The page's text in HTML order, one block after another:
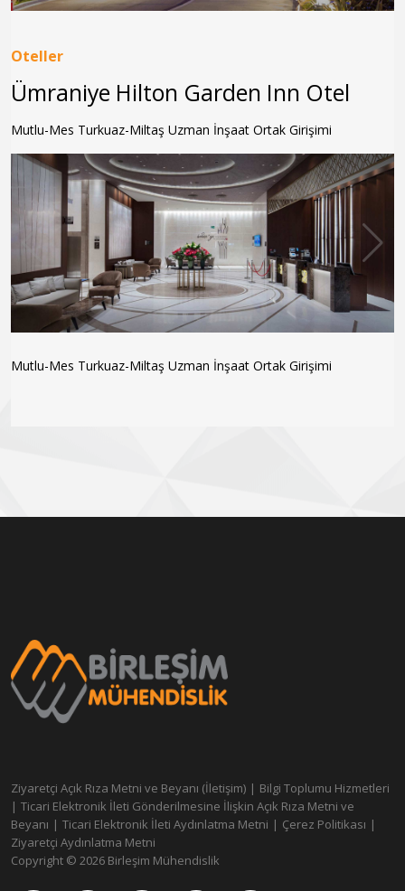
Oteller
Ümraniye Hilton Garden Inn Otel
Mutlu-Mes Turkuaz-Miltaş Uzman İnşaat Ortak Girişimi
Mutlu-Mes Turkuaz-Miltaş Uzman İnşaat Ortak Girişimi
Ziyaretçi Açık Rıza Metni ve Beyanı (İletişim) | Bilgi Toplumu Hizmetleri
| Ticari Elektronik İleti Gönderilmesine İlişkin Açık Rıza Metni ve
Beyanı | Ticari Elektronik İleti Aydınlatma Metni | Çerez Politikası |
Ziyaretçi Aydınlatma Metni
Copyright © 2026 Birleşim Mühendislik